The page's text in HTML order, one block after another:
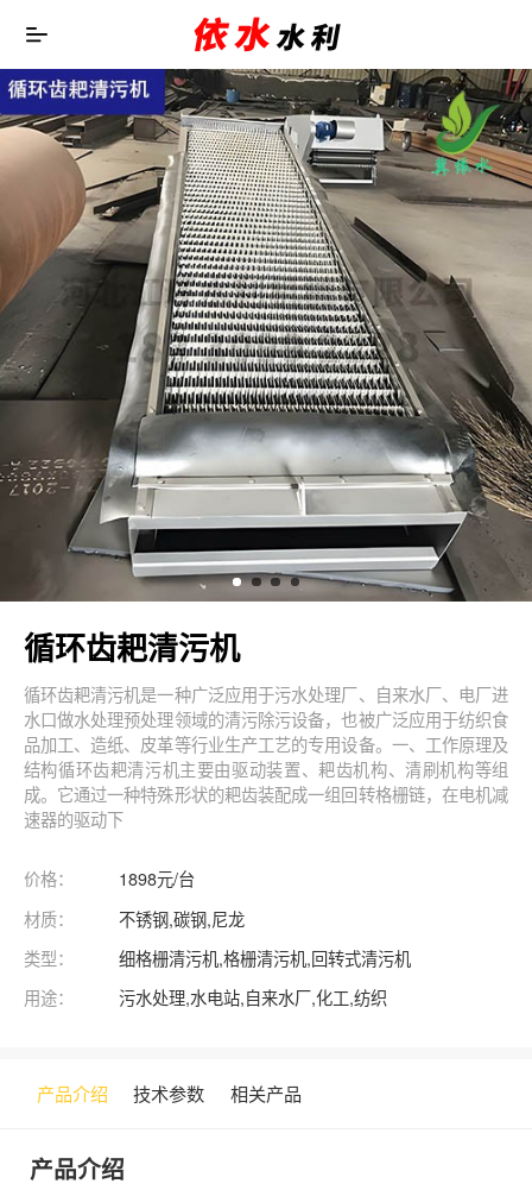
循环齿耙清污机
循环齿耙清污机是一种广泛应用于污水处理厂、自来水厂、电厂进
水口做水处理预处理领域的清污除污设备，也被广泛应用于纺织食
品加工、造纸、皮革等行业生产工艺的专用设备。一、工作原理及
结构循环齿耙清污机主要由驱动装置、耙齿机构、清刷机构等组
成。它通过一种特殊形状的耙齿装配成一组回转格栅链，在电机减
速器的驱动下
价格：
1898元/台
材质：
不锈钢,碳钢,尼龙
类型：
细格栅清污机,格栅清污机,回转式清污机
用途：
污水处理,水电站,自来水厂,化工,纺织
产品介绍 技术参数 相关产品
产品介绍